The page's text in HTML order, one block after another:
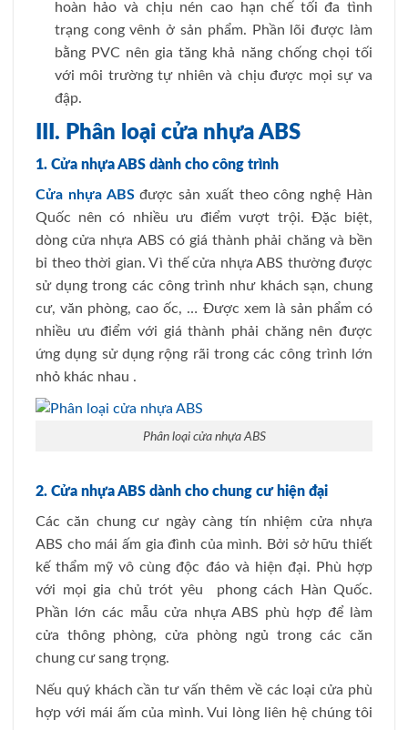
hoàn hảo và chịu nén cao hạn chế tối đa tình
trạng cong vênh ở sản phẩm. Phần lõi được làm
bằng PVC nên gia tăng khả năng chống chọi tối
với môi trường tự nhiên và chịu được mọi sự va
đập.
III. Phân loại cửa nhựa ABS
1. Cửa nhựa ABS dành cho công trình
Cửa nhựa ABSđược sản xuất theo công nghệ Hàn
Quốc nên có nhiều ưu điểm vượt trội. Đặc biệt,
dòng cửa nhựa ABS có giá thành phải chăng và bền
bỉ theo thời gian. Vì thế cửa nhựa ABS thường được
sử dụng trong các công trình như khách sạn, chung
cư, văn phòng, cao ốc, … Được xem là sản phẩm có
nhiều ưu điểm với giá thành phải chăng nên được
ứng dụng sử dụng rộng rãi trong các công trình lớn
nhỏ khác nhau .
Phân loại cửa nhựa ABS
2. Cửa nhựa ABS dành cho chung cư hiện đại
Các căn chung cư ngày càng tín nhiệm cửa nhựa
ABS cho mái ấm gia đình của mình. Bởi sở hữu thiết
kế thẩm mỹ vô cùng độc đáo và hiện đại. Phù hợp
với mọi gia chủ trót yêu phong cách Hàn Quốc.
Phần lớn các mẫu cửa nhựa ABS phù hợp để làm
cửa thông phòng, cửa phòng ngủ trong các căn
chung cư sang trọng.
Nếu quý khách cần tư vấn thêm về các loại cửa phù
hợp với mái ấm của mình. Vui lòng liên hệ chúng tôi